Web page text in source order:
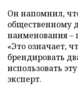
Он напомнил,
общественному
наименования –
«Это означает,
брендировать
использовать
эксперт.